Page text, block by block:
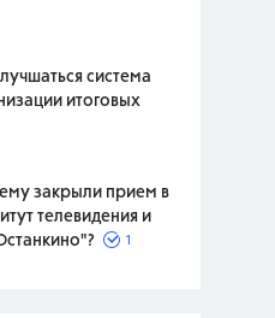
система
итоговых
закрыли прием в
телевидения и
1